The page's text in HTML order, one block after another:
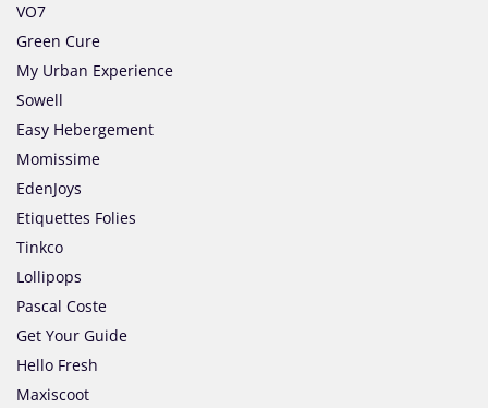
VO7
Green Cure
My Urban Experience
Sowell
Easy Hebergement
Momissime
EdenJoys
Etiquettes Folies
Tinkco
Lollipops
Pascal Coste
Get Your Guide
Hello Fresh
Maxiscoot